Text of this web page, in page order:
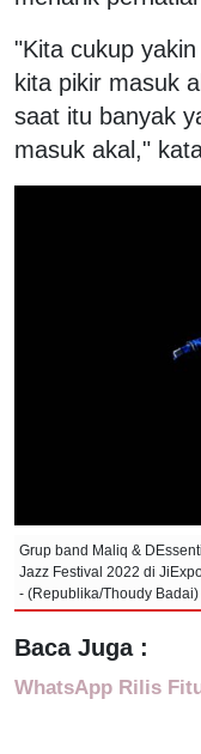
"Kita cukup
kita pikir masuk
saat itu banyak
masuk akal,"
Grup band Maliq &
Jazz Festival 2022 di
- (Republika/Thoudy Badai)
Baca Juga :
WhatsApp Rilis